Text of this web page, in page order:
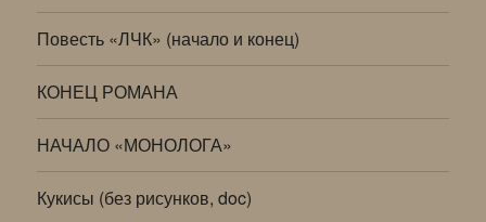
Повесть «ЛЧК» (начало и конец)
КОНЕЦ РОМАНА
НАЧАЛО «МОНОЛОГА»
Кукисы (без рисунков, doc)